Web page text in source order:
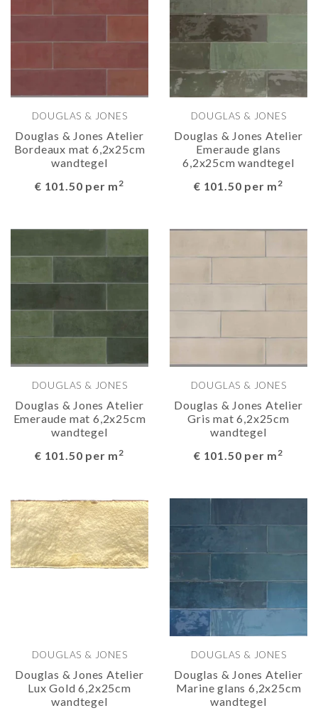
DOUGLAS & JONES
Douglas & Jones Atelier
Bordeaux mat 6,2x25cm
wandtegel
€ 101.50 per m2
DOUGLAS & JONES
Douglas & Jones Atelier
Emeraude glans
6,2x25cm wandtegel
€ 101.50 per m2
DOUGLAS & JONES
Douglas & Jones Atelier
Emeraude mat 6,2x25cm
wandtegel
€ 101.50 per m2
DOUGLAS & JONES
Douglas & Jones Atelier
Gris mat 6,2x25cm
wandtegel
€ 101.50 per m2
DOUGLAS & JONES
Douglas & Jones Atelier
Lux Gold 6,2x25cm
wandtegel
DOUGLAS & JONES
Douglas & Jones Atelier
Marine glans 6,2x25cm
wandtegel